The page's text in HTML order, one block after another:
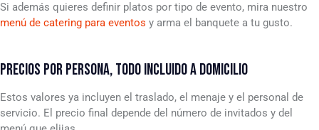
Si además quieres definir platos por tipo de evento, mira nuestro
menú de catering para eventos y arma el banquete a tu gusto.
PRECIOS POR PERSONA, TODO INCLUIDO A DOMICILIO
Estos valores ya incluyen el traslado, el menaje y el personal de
servicio. El precio final depende del número de invitados y del